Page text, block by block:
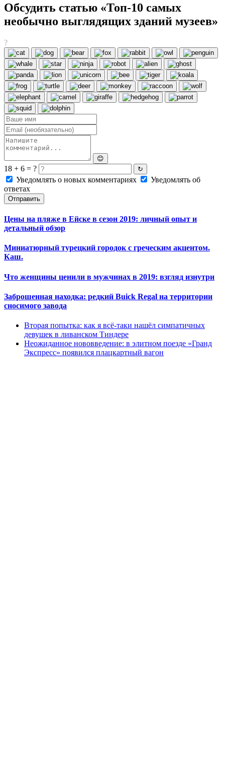
Обсудить статью «Топ-10 самых
необычно выглядящих зданий музеев»
?
😊
18 + 6 = ? ↻
Уведомлять о новых комментариях
Уведомлять об
ответах
Отправить
Цены на пляже в Ейске в сезон 2019: личный опыт и
детальный обзор
Миниатюрный турецкий городок с греческим акцентом.
Каш.
Что женщины ценили в мужчинах в 2019: взгляд изнутри
Заброшенная находка: редкий Buick Regal на территории
сносимого завода
Вторая попытка: как я всё-таки нашёл симпатичных
девушек в ливанском Тиндере
Неожиданное нововведение: в элитном поезде «Гранд
Экспресс» появился плацкартный вагон